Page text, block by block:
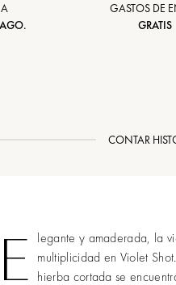
GASTOS DE
GRATIS
CONTAR
E legante y amaderada, la
multiplicidad en Violet
hierba cortada se